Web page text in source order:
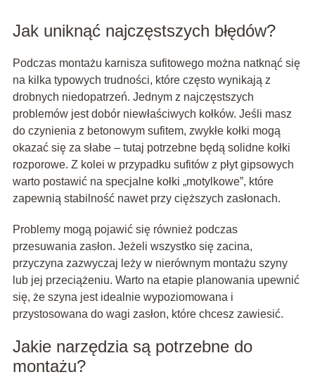
Jak uniknąć najczęstszych błędów?
Podczas montażu karnisza sufitowego można natknąć się
na kilka typowych trudności, które często wynikają z
drobnych niedopatrzeń. Jednym z najczęstszych
problemów jest dobór niewłaściwych kołków. Jeśli masz
do czynienia z betonowym sufitem, zwykłe kołki mogą
okazać się za słabe – tutaj potrzebne będą solidne kołki
rozporowe. Z kolei w przypadku sufitów z płyt gipsowych
warto postawić na specjalne kołki „motylkowe”, które
zapewnią stabilność nawet przy cięższych zasłonach.
Problemy mogą pojawić się również podczas
przesuwania zasłon. Jeżeli wszystko się zacina,
przyczyna zazwyczaj leży w nierównym montażu szyny
lub jej przeciążeniu. Warto na etapie planowania upewnić
się, że szyna jest idealnie wypoziomowana i
przystosowana do wagi zasłon, które chcesz zawiesić.
Jakie narzędzia są potrzebne do
montażu?